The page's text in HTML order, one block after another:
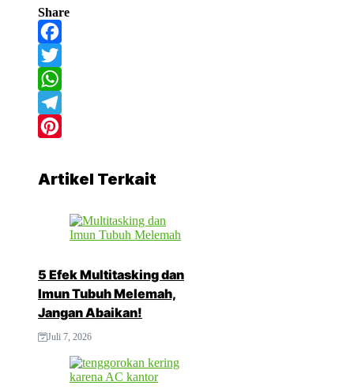
Share
Facebook
Twitter
WhatsApp
Telegram
Artikel Terkait
5 Efek Multitasking dan
Imun Tubuh Melemah,
Jangan Abaikan!
Juli 7, 2026